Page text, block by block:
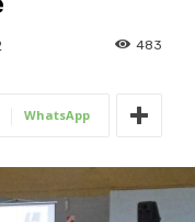
483
WhatsApp